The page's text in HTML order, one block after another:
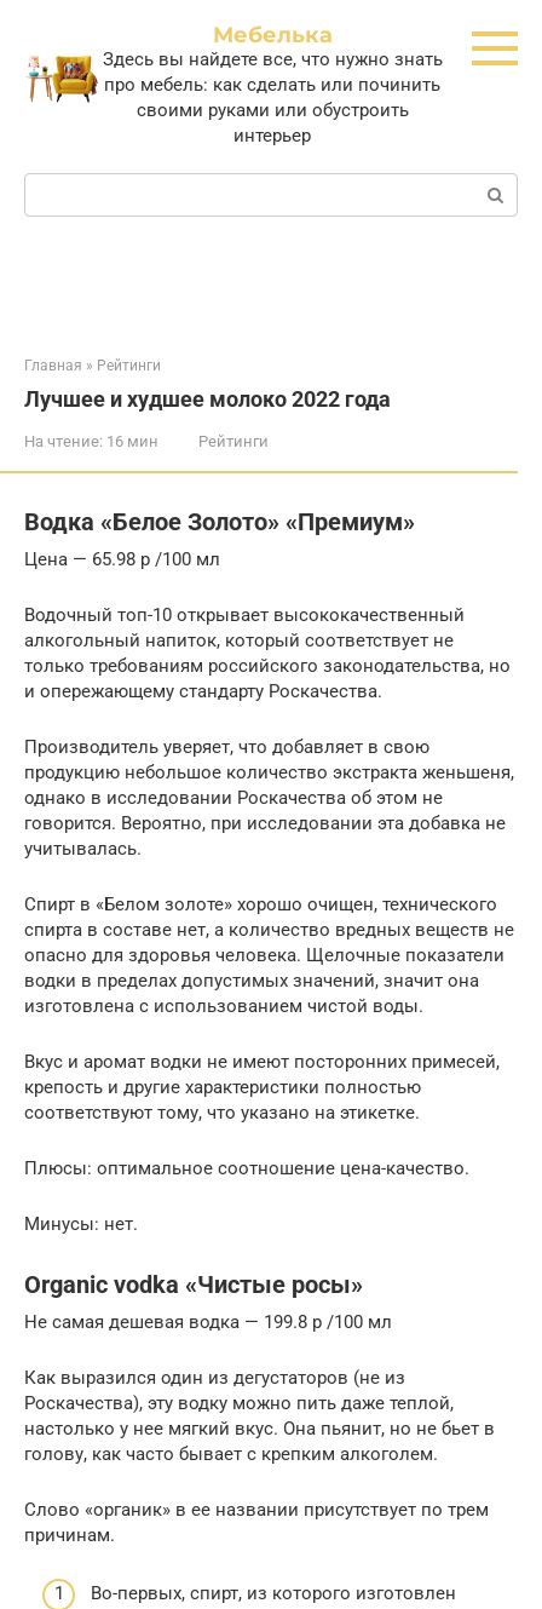
контенту
Мебелька
Здесь вы найдете все, что нужно знать
про мебель: как сделать или починить
своими руками или обустроить
интерьер
Поиск:
Главная » Рейтинги
Лучшее и худшее молоко 2022 года
На чтение: 16 мин Рейтинги
Водка «Белое Золото» «Премиум»
Цена — 65.98 p /100 мл
Водочный топ-10 открывает высококачественный
алкогольный напиток, который соответствует не
только требованиям российского законодательства, но
и опережающему стандарту Роскачества.
Производитель уверяет, что добавляет в свою
продукцию небольшое количество экстракта женьшеня,
однако в исследовании Роскачества об этом не
говорится. Вероятно, при исследовании эта добавка не
учитывалась.
Спирт в «Белом золоте» хорошо очищен, технического
спирта в составе нет, а количество вредных веществ не
опасно для здоровья человека. Щелочные показатели
водки в пределах допустимых значений, значит она
изготовлена с использованием чистой воды.
Вкус и аромат водки не имеют посторонних примесей,
крепость и другие характеристики полностью
соответствуют тому, что указано на этикетке.
Плюсы: оптимальное соотношение цена-качество.
Минусы: нет.
Organic vodka «Чистые росы»
Не самая дешевая водка — 199.8 p /100 мл
Как выразился один из дегустаторов (не из
Роскачества), эту водку можно пить даже теплой,
настолько у нее мягкий вкус. Она пьянит, но не бьет в
голову, как часто бывает с крепким алкоголем.
Слово «органик» в ее названии присутствует по трем
причинам.
Во-первых, спирт, из которого изготовлен